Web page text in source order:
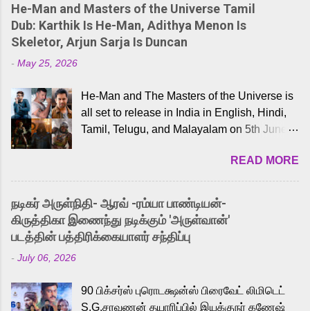
He-Man and Masters of the Universe Tamil
Dub: Karthik Is He-Man, Adithya Menon Is
Skeletor, Arjun Sarja Is Duncan
- May 25, 2026
He-Man and The Masters of the Universe is
all set to release in India in English, Hindi,
Tamil, Telugu, and Malayalam on 5th June,
received a lot of love from cult He-Man fans
and offered audiences an exciting glimpse
into the world of Eternia, the recently
released Tamil trailer has also generated
strong excitement among Tamil audiences.
Adding to the growing buzz is the film’s
to the iconic superhero He-Man. Known for
READ MORE
நடிகர் அருள்நிதி- ஆரவ் -ரம்யா பாண்டியன்-
கிருத்திகா இணைந்து நடிக்கும் 'அருள்வான்'
படத்தின் பத்திரிக்கையாளர் சந்திப்பு
- July 06, 2026
90 பிக்சர்ஸ் புரொடக்ஷன்ஸ் பிரைவேட் லிமிடெட்
S.G.சரவணன் தயாரிப்பில் இயக்குநர் கணேஷ்